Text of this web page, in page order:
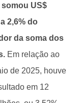
US$
2,6% do
da soma dos
Em relação ao
de 2025, houve
em 12